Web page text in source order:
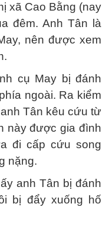
xã Cao Bằng (nay
đêm. Anh Tân là
nên được xem
cụ May bị đánh
ngoài. Ra kiểm
Tân kêu cứu từ
này được gia đình
đi cấp cứu song
nặng.
anh Tân bị đánh
bị đẩy xuống hố